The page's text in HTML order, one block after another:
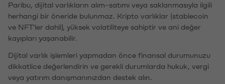
Paribu, dijital varlıkların alım-satımı veya saklanmasıyla ilgili
herhangi bir öneride bulunmaz. Kripto varlıklar (stablecoin
ve NFT'ler dahil), yüksek volatiliteye sahiptir ve ani değer
kayıpları yaşanabilir.
Dijital varlık işlemleri yapmadan önce finansal durumunuzu
dikkatlice değerlendirin ve gerekli durumlarda hukuk, vergi
veya yatırım danışmanınızdan destek alın.